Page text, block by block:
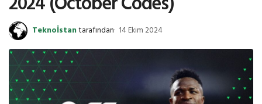
Teknoİstantarafından 14 Ekim 2024